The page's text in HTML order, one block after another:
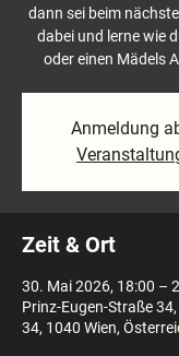
dann sei beim
dabei und lerne wie
oder einen Mädels
Anmeldung
Zeit & Ort
30. Mai 2026, 18:00 –
Prinz-Eugen-Straße
34, 1040 Wien,